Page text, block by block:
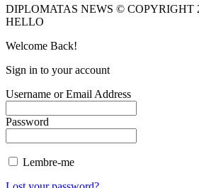
DIPLOMATAS NEWS © COPYRIGHT
HELLO
Welcome Back!
Sign in to your account
Username or Email Address
Password
Lembre-me